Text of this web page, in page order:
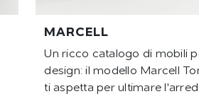
MARCELL
Un ricco catalogo di mobili
design: il modello Marcell
ti aspetta per ultimare